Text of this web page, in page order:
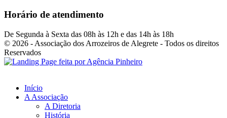
Horário de atendimento
De Segunda à Sexta das 08h às 12h e das 14h às 18h
© 2026 - Associação dos Arrozeiros de Alegrete - Todos os direitos
Reservados
Início
A Associação
A Diretoria
História